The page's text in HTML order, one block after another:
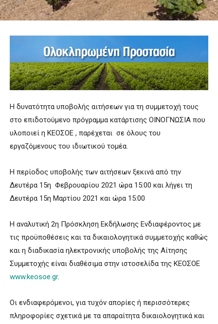
Η δυνατότητα υποβολής αιτήσεων για τη συμμετοχή τους
στο επιδοτούμενο πρόγραμμα κατάρτισης ΟΙΝΟΓΝΩΣΙΑ που
υλοποιεί η ΚΕΟΣΟΕ , παρέχεται σε όλους του
εργαζόμενους του ιδιωτικού τομέα.
Η περίοδος υποβολής των αιτήσεων ξεκινά από την
Δευτέρα 15η Φεβρουαρίου 2021 ώρα 15:00 και λήγει τη
Δευτέρα 15η Μαρτίου 2021 και ώρα 15:00
Η αναλυτική 2η Πρόσκληση Εκδήλωσης Ενδιαφέροντος με
τις προϋποθέσεις και τα δικαιολογητικά συμμετοχής καθώς
και η διαδικασία ηλεκτρονικής υποβολής της Αίτησης
Συμμετοχής είναι διαθέσιμα στην ιστοσελίδα της ΚΕΟΣΟΕ
www.keosoe.gr.
Οι ενδιαφερόμενοι, για τυχόν απορίες ή περισσότερες
πληροφορίες σχετικά με τα απαραίτητα δικαιολογητικά και